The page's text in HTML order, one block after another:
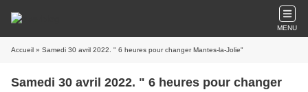
MENU
Accueil » Samedi 30 avril 2022. " 6 heures pour changer Mantes-la-Jolie"
Samedi 30 avril 2022. " 6 heures pour changer